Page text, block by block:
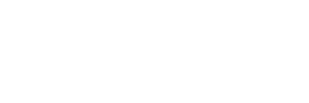
ОТК, СЕРФТИФІКАЦІЯ
ТРАНСПОРТ.